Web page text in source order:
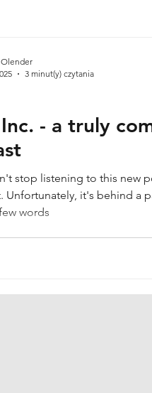
Inc. - a truly
stop listening to this new
Unfortunately, it's behind a
words
3 minut(y) czytania